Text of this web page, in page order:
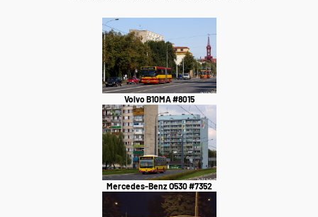
Volvo B10MA #8015
Mercedes-Benz O530 #7352